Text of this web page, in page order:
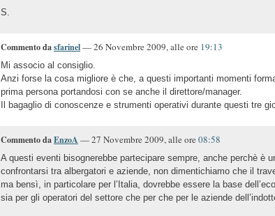
S.
Commento dasfarinel— 26 Novembre 2009, alle ore 19:13
Mi associo al consiglio.
Anzi forse la cosa migliore è che, a questi importanti momenti
prima persona portandosi con se anche il direttore/manager.
Il bagaglio di conoscenze e strumenti operativi durante questi tre
Commento daEnzoA — 27 Novembre 2009, alle ore 08:58
A questi eventi bisognerebbe partecipare sempre, anche perchè è
confrontarsi tra albergatori e aziende, non dimentichiamo che il
ma bensì, in particolare per l’Italia, dovrebbe essere la base
sia per gli operatori del settore che per che per le aziende